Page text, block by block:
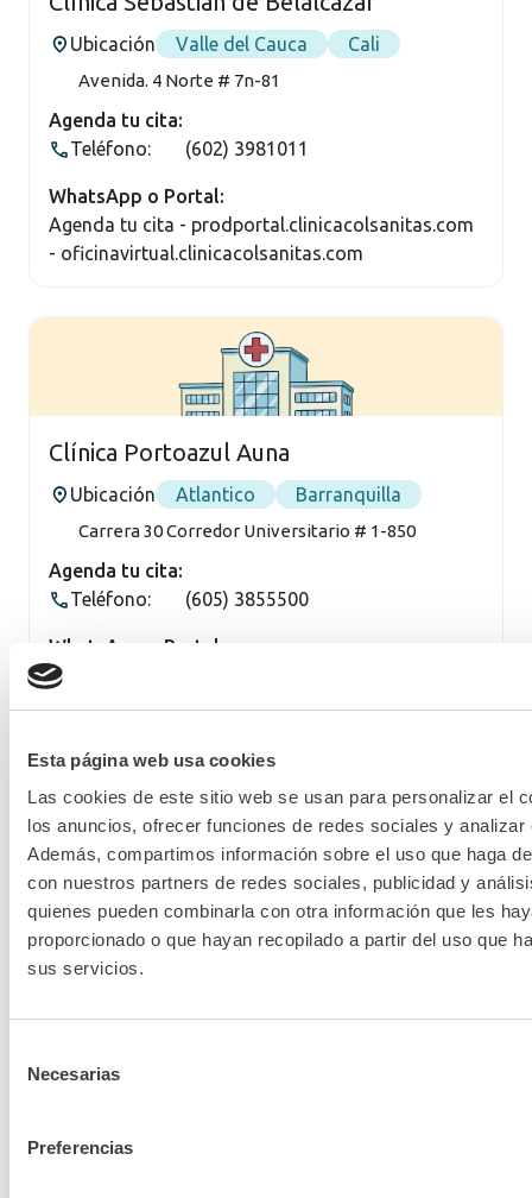
Esta página web usa cookies
Las cookies de este sitio web se usan para personalizar el
los anuncios, ofrecer funciones de redes sociales y analizar
Además, compartimos información sobre el uso que haga
con nuestros partners de redes sociales, publicidad y
quienes pueden combinarla con otra información que les
proporcionado o que hayan recopilado a partir del uso que
sus servicios.
Necesarias
Preferencias
Ubicación Valle del Cauca Cali
Avenida. 4 Norte # 7n-81
Agenda tu cita:
Teléfono:
(602) 3981011
WhatsApp o Portal:
Agenda tu cita - prodportal.clinicacolsanitas.com
- oficinavirtual.clinicacolsanitas.com
Clínica Portoazul Auna
Ubicación Atlantico Barranquilla
Carrera 30 Corredor Universitario # 1-850
Agenda tu cita:
Teléfono:
(605) 3855500
WhatsApp o Portal:
Whatsapp 3218592178
Clínica del Caribe
Ubicación Atlantico Barranquilla
Calle 80 # 49 C-65
Teléfono:
(605) 3305200
WhatsApp o Portal: